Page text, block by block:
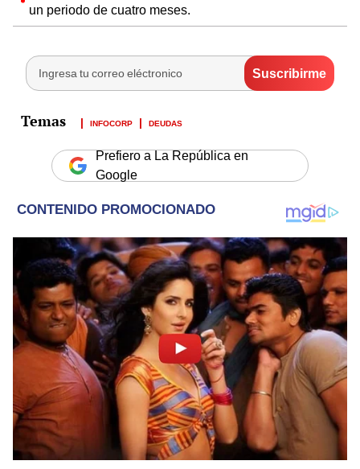
un periodo de cuatro meses.
INFOCORP DEUDAS
Prefiero a La República en
Google